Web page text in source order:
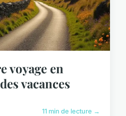
voyage en
vacances
11 min de lecture →